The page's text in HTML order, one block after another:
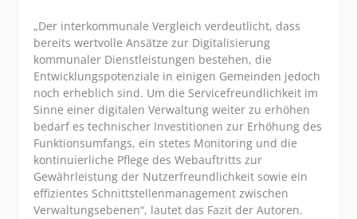
„Der interkommunale Vergleich verdeutlicht, dass
bereits wertvolle Ansätze zur Digitalisierung
kommunaler Dienstleistungen bestehen, die
Entwicklungspotenziale in einigen Gemeinden jedoch
noch erheblich sind. Um die Servicefreundlichkeit im
Sinne einer digitalen Verwaltung weiter zu erhöhen
bedarf es technischer Investitionen zur Erhöhung des
Funktionsumfangs, ein stetes Monitoring und die
kontinuierliche Pflege des Webauftritts zur
Gewährleistung der Nutzerfreundlichkeit sowie ein
effizientes Schnittstellenmanagement zwischen
Verwaltungsebenen“, lautet das Fazit der Autoren.